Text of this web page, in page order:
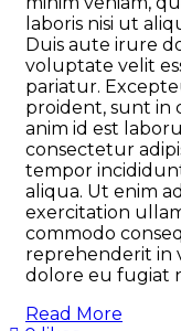
laboris nisi ut
Duis aute irure
voluptate velit
pariatur.
proident, sunt in
anim id est
consectetur
tempor
aliqua. Ut enim
exercitation
commodo
reprehenderit in
dolore eu fugiat
Read More